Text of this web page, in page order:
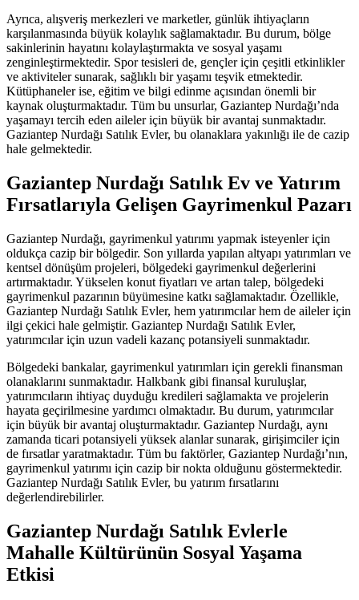
Ayrıca, alışveriş merkezleri ve marketler, günlük ihtiyaçların
karşılanmasında büyük kolaylık sağlamaktadır. Bu durum, bölge
sakinlerinin hayatını kolaylaştırmakta ve sosyal yaşamı
zenginleştirmektedir. Spor tesisleri de, gençler için çeşitli etkinlikler
ve aktiviteler sunarak, sağlıklı bir yaşamı teşvik etmektedir.
Kütüphaneler ise, eğitim ve bilgi edinme açısından önemli bir
kaynak oluşturmaktadır. Tüm bu unsurlar, Gaziantep Nurdağı’nda
yaşamayı tercih eden aileler için büyük bir avantaj sunmaktadır.
Gaziantep Nurdağı Satılık Evler, bu olanaklara yakınlığı ile de cazip
hale gelmektedir.
Gaziantep Nurdağı Satılık Ev ve Yatırım
Fırsatlarıyla Gelişen Gayrimenkul Pazarı
Gaziantep Nurdağı, gayrimenkul yatırımı yapmak isteyenler için
oldukça cazip bir bölgedir. Son yıllarda yapılan altyapı yatırımları ve
kentsel dönüşüm projeleri, bölgedeki gayrimenkul değerlerini
artırmaktadır. Yükselen konut fiyatları ve artan talep, bölgedeki
gayrimenkul pazarının büyümesine katkı sağlamaktadır. Özellikle,
Gaziantep Nurdağı Satılık Evler, hem yatırımcılar hem de aileler için
ilgi çekici hale gelmiştir. Gaziantep Nurdağı Satılık Evler,
yatırımcılar için uzun vadeli kazanç potansiyeli sunmaktadır.
Bölgedeki bankalar, gayrimenkul yatırımları için gerekli finansman
olanaklarını sunmaktadır. Halkbank gibi finansal kuruluşlar,
yatırımcıların ihtiyaç duyduğu kredileri sağlamakta ve projelerin
hayata geçirilmesine yardımcı olmaktadır. Bu durum, yatırımcılar
için büyük bir avantaj oluşturmaktadır. Gaziantep Nurdağı, aynı
zamanda ticari potansiyeli yüksek alanlar sunarak, girişimciler için
de fırsatlar yaratmaktadır. Tüm bu faktörler, Gaziantep Nurdağı’nın,
gayrimenkul yatırımı için cazip bir nokta olduğunu göstermektedir.
Gaziantep Nurdağı Satılık Evler, bu yatırım fırsatlarını
değerlendirebilirler.
Gaziantep Nurdağı Satılık Evlerle
Mahalle Kültürünün Sosyal Yaşama
Etkisi